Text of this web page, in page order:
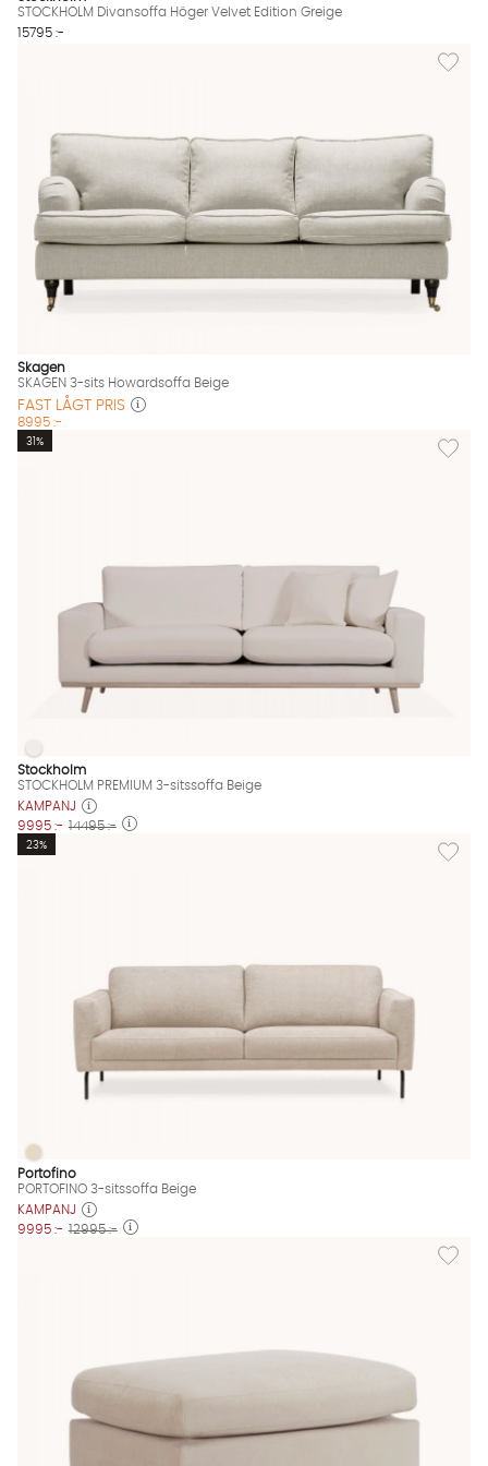
STOCKHOLM Divansoffa Höger Velvet Edition Greige
15795 :-
Lägg
Skagen
SKAGEN 3-sits Howardsoffa Beige
FAST LÅGT PRIS
8995 :-
Lägg
31%
STOCKHOLM PREMIUM 3-sitssoffa Beige Finns även i dessa
STOCKHOLM PREMIUM 3-sitssoffa Beige
Stockholm
STOCKHOLM PREMIUM 3-sitssoffa Beige
KAMPANJ
9995 :- 14495 :-
Lägg
23%
PORTOFINO 3-sitssoffa Beige Finns även i dessa färger:
PORTOFINO 3-sitssoffa Beige
Portofino
PORTOFINO 3-sitssoffa Beige
KAMPANJ
9995 :- 12995 :-
Lägg